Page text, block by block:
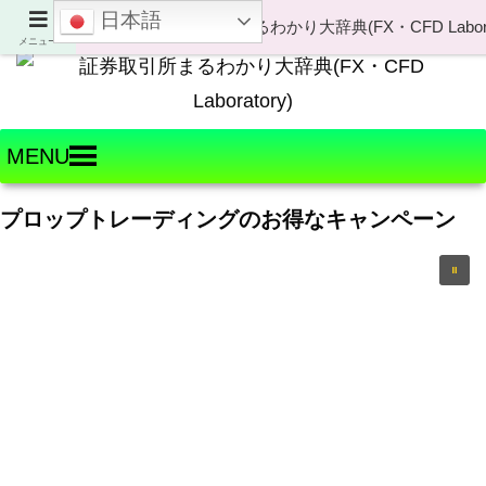
Welcome to FX・CFD Laboratory!
MENU
プロップトレーディングのお得なキャンペーン
メニュー
日本語